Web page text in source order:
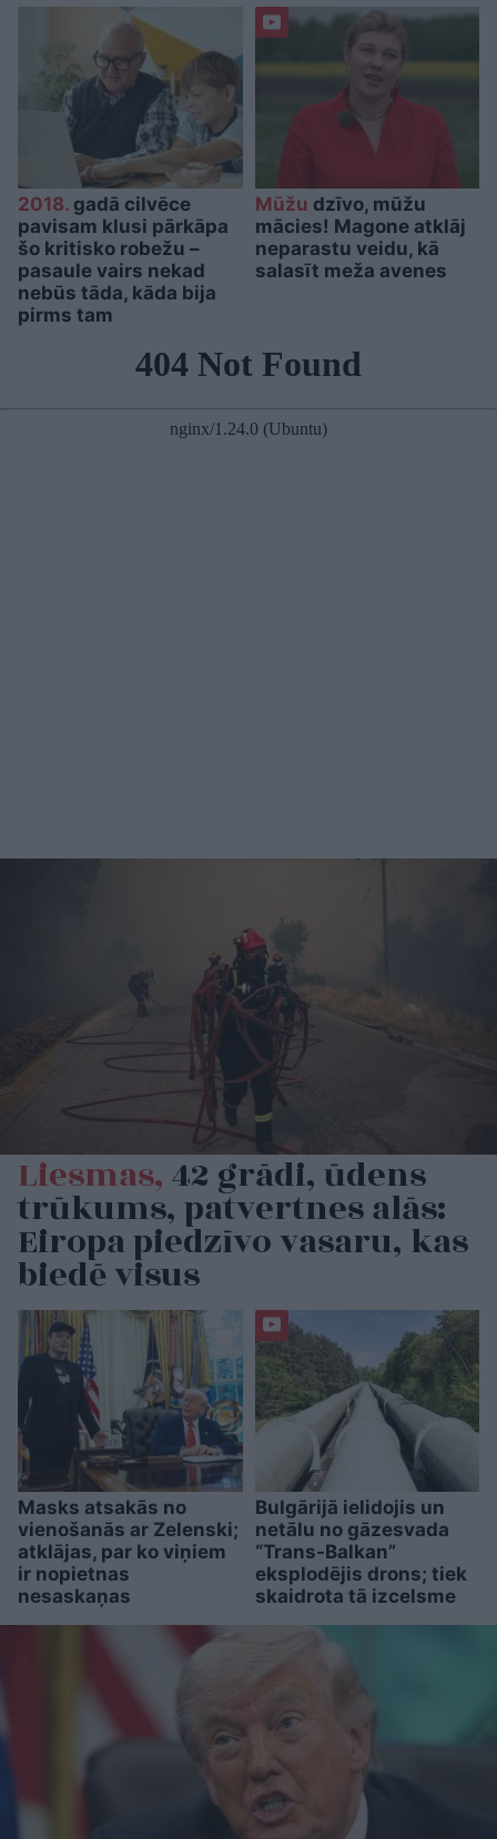
2018. gadā cilvēce
pavisam klusi pārkāpa
šo kritisko robežu –
pasaule vairs nekad
nebūs tāda, kāda bija
pirms tam
Mūžu dzīvo, mūžu
mācies! Magone atklāj
neparastu veidu, kā
salasīt meža avenes
Liesmas,42 grādi, ūdens
trūkums, patvertnes alās:
Eiropa piedzīvo vasaru, kas
biedē visus
Masks atsakās no
vienošanās ar Zelenski;
atklājas, par ko viņiem
ir nopietnas
nesaskaņas
Bulgārijā ielidojis un
netālu no gāzesvada
“Trans-Balkan”
eksplodējis drons; tiek
skaidrota tā izcelsme